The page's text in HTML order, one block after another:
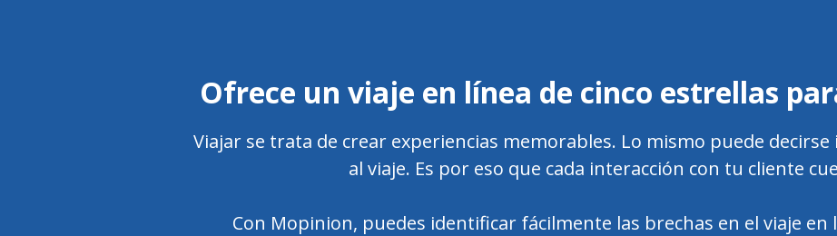
Ofrece un viaje en línea de cinco estrellas
Viajar se trata de crear experiencias memorables. Lo mismo puede
al viaje. Es por eso que cada interacción con tu cliente
Con Mopinion, puedes identificar fácilmente las brechas en el viaje en